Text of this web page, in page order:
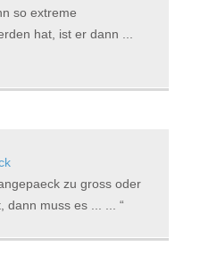
so extreme
hat, ist er dann ...
zu gross oder
dann muss es ... ...